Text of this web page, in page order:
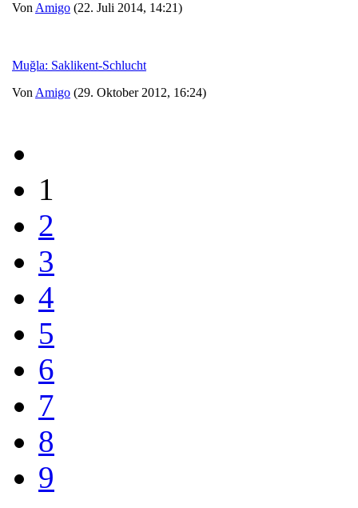
Von Amigo (22. Juli 2014, 14:21)
Muğla: Saklikent-Schlucht
Von Amigo (29. Oktober 2012, 16:24)
1
2
3
4
5
6
7
8
9